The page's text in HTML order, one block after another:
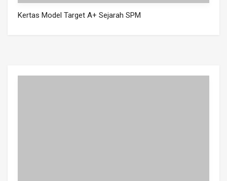
Kertas Model Target A+ Sejarah SPM